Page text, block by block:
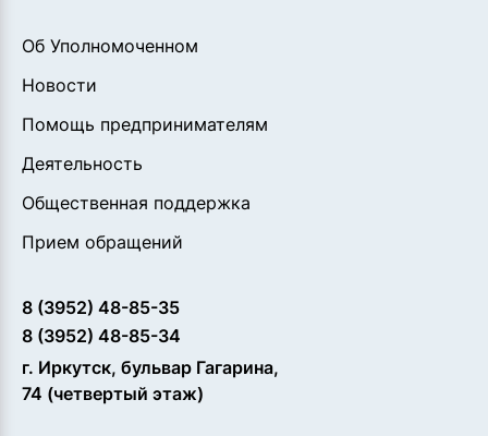
Об Уполномоченном
Новости
Помощь предпринимателям
Деятельность
Общественная поддержка
Прием обращений
8 (3952) 48-85-35
8 (3952) 48-85-34
г. Иркутск, бульвар Гагарина,
74 (четвертый этаж)